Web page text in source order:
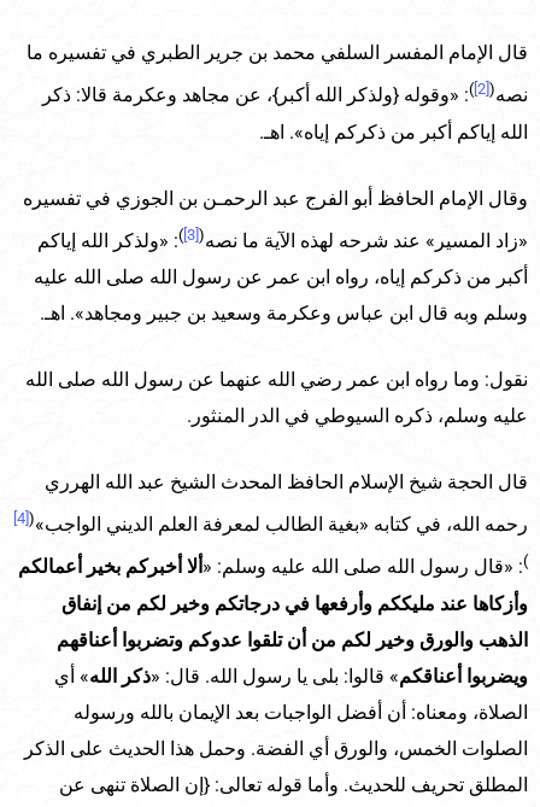
قال الإمام المفسر السلفي محمد بن جرير الطبري في تفسيره ما
نصه(
): «وقوله {ولذكر الله أكبر}، عن مجاهد وعكرمة قالا: ذكر
الله إياكم أكبر من ذكركم إياه». اهـ.
وقال الإمام الحافظ أبو الفرج عبد الرحمـن بن الجوزي في تفسيره
«زاد المسير» عند شرحه لهذه الآية ما نصه(
[3]
): «ولذكر الله إياكم
أكبر من ذكركم إياه، رواه ابن عمر عن رسول الله صلى الله عليه
وسلم وبه قال ابن عباس وعكرمة وسعيد بن جبير ومجاهد». اهـ.
نقول: وما رواه ابن عمر رضي الله عنهما عن رسول الله صلى الله
عليه وسلم، ذكره السيوطي في الدر المنثور.
قال الحجة شيخ الإسلام الحافظ المحدث الشيخ عبد الله الهرري
رحمه الله، في كتابه «بغية الطالب لمعرفة العلم الديني الواجب»(
): «قال رسول الله صلى الله عليه وسلم: « ألا أخبركم بخير أعمالكم
وأزكاها عند مليككم وأرفعها في درجاتكم وخير لكم من إنفاق
الذهب والورق وخير لكم من أن تلقوا عدوكم وتضربوا أعناقهم
ويضربوا أعناقكم» قالوا: بلى يا رسول الله. قال: «ذكر الله» أي
الصلاة، ومعناه: أن أفضل الواجبات بعد الإيمان بالله ورسوله
الصلوات الخمس، والورق أي الفضة. وحمل هذا الحديث على الذكر
المطلق تحريف للحديث. وأما قوله تعالى: {إن الصلاة تنهى عن